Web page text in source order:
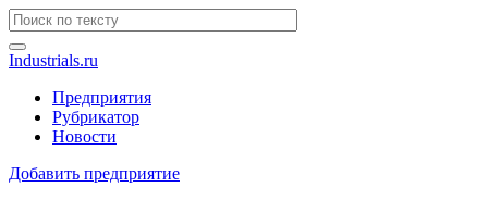
Industrials.ru
Предприятия
Рубрикатор
Новости
Добавить предприятие